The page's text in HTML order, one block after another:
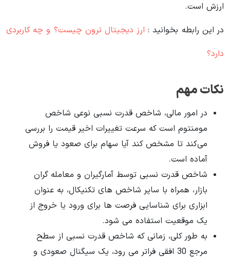
ارزش است.
در این رابطه بخوانید‌ : ارز دیجیتال ترون چیست؟ و چه کاربردی
دارد؟
نکات مهم
در امور مالی، شاخص قدرت نسبی نوعی شاخص
مومنتوم است که سرعت تغییرات اخیر قیمت را بررسی
می‌کند تا مشخص کند آیا سهام برای صعود یا فروش
آماده است.
شاخص قدرت نسبی توسط آمارگیران و معامله گران
بازار، همراه با سایر شاخص های تکنیکال، به عنوان
ابزاری برای شناسایی فرصت ها برای ورود یا خروج از
یک موقعیت استفاده می شود.
به طور کلی، زمانی که شاخص قدرت نسبی از سطح
مرجع 30 افقی فراتر می رود، یک سیگنال صعودی و